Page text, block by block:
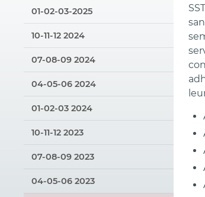
01-02-03-2025
10-11-12 2024
07-08-09 2024
04-05-06 2024
01-02-03 2024
10-11-12 2023
07-08-09 2023
04-05-06 2023